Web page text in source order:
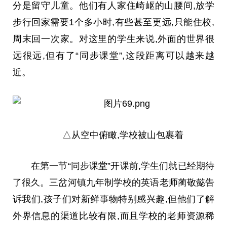
分是留守儿童。他们有人家住崎岖的山腰间,放学
步行回家需要1个多小时,有些甚至更远,只能住校,
周末回一次家。对这里的学生来说,外面的世界很
远很远,但有了“同步课堂”,这段距离可以越来越
近。
△从空中俯瞰,学校被山包裹着
在第一节“同步课堂”开课前,学生们就已经期待
了很久。三岔河镇九年制学校的英语老师蔺敬懿告
诉我们,孩子们对新鲜事物特别感兴趣,但他们了解
外界信息的渠道比较有限,而且学校的老师资源稀